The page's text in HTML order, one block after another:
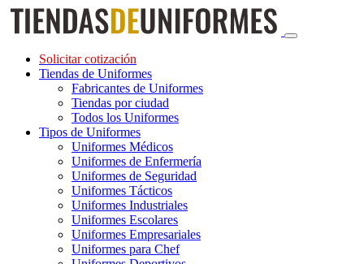
Solicitar cotización
Tiendas de Uniformes
Fabricantes de Uniformes
Tiendas por ciudad
Todos los Uniformes
Tipos de Uniformes
Uniformes Médicos
Uniformes de Enfermería
Uniformes de Seguridad
Uniformes Tácticos
Uniformes Industriales
Uniformes Escolares
Uniformes Empresariales
Uniformes para Chef